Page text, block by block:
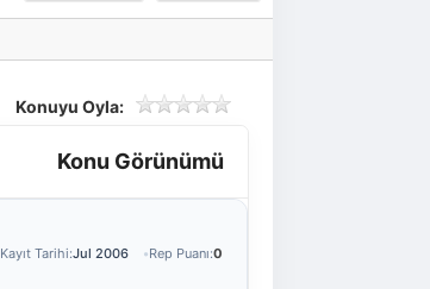
Konuyu Oyla:
Konu Görünümü
Kayıt Tarihi:Jul 2006 Rep Puanı:0